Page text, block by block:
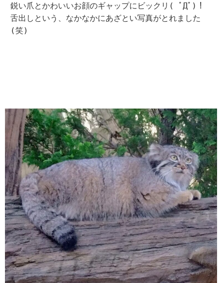
鋭い爪とかわいいお顔のギャップにビックリ( ﾟДﾟ)！
舌出しという、なかなかにあざとい写真がとれました
(笑)